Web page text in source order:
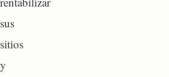
sus
sitios
y